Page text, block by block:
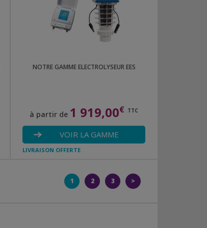
NOTRE GAMME ELECTROLYSEUR EES
à partir de 1 919,00€ TTC
VOIR LA GAMME
LIVRAISON OFFERTE
1 2 3 >